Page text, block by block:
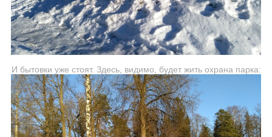
И бытовки уже стоят. Здесь, видимо, будет жить охрана парка: